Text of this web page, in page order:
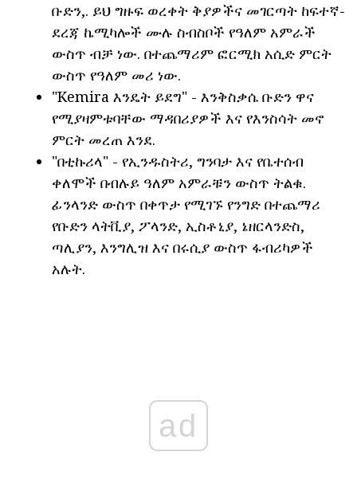
ቡድን,. ይህ ግዙፍ ወረቀት ቅያዎችና መገርጣት ከፍተኛ-
ደረጃ ኬሚካሎች ሙሉ ስብስቦች የዓለም አምራች
ውስጥ ብቻ ነው. በተጨማሪም ፎርሚክ አሲድ ምርት
ውስጥ የዓለም መሪ ነው.
"Kemira እንዴት ይደግ" - እንቅስቃሴ ቡድን ዋና
የሚያዛምቱባቸው ማዳበሪያዎች እና የእንስሳት መኖ
ምርት መረጠ እንደ.
"በቲኩሪላ" - የኢንዱስትሪ, ግንባታ እና የቤተሰብ
ቀለሞች በብሉይ ዓለም አምራቹን ውስጥ ትልቁ.
ፊንላንድ ውስጥ በቀጥታ የሚገኙ የንግድ በተጨማሪ
የቡድን ላትቪያ, ፖላንድ, ኢስቶኒያ, ኔዘርላንድስ,
ጣሊያን, እንግሊዝ እና በሩሲያ ውስጥ ፋብሪካዎች
አሉት.
ad